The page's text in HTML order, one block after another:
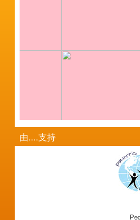
由....支持